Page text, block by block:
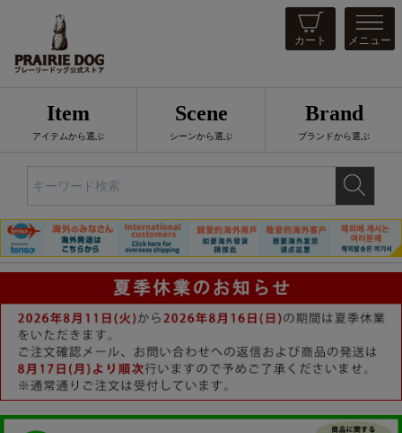
カート メニュー
Item
アイテムから選ぶ
Scene
シーンから選ぶ
Brand
ブランドから選ぶ